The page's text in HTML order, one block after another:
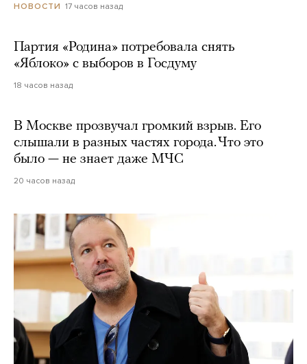
НОВОСТИ 17 часов назад
Партия «Родина» потребовала снять
«Яблоко» с выборов в Госдуму
18 часов назад
В Москве прозвучал громкий взрыв. Его
слышали в разных частях города. Что это
было — не знает даже МЧС
20 часов назад